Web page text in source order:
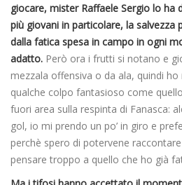
giocare, mister Raffaele Sergio lo
più giovani in particolare, la salvezza
dalla fatica spesa in campo in ogni
adatto. Però ora i frutti si notano e
mezzala offensiva o da ala, quindi
qualche colpo fantasioso come
fuori area sulla respinta di Fanasca:
gol, io mi prendo un po’ in giro e
perchè spero di potervene
pensare troppo a quello che ho già